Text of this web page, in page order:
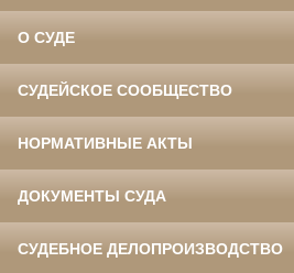
О СУДЕ
СУДЕЙСКОЕ СООБЩЕСТВО
НОРМАТИВНЫЕ АКТЫ
ДОКУМЕНТЫ СУДА
СУДЕБНОЕ ДЕЛОПРОИЗВОДСТВО